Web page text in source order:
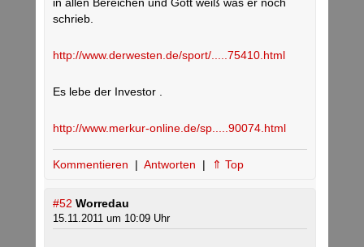
schrieb.
http://www.derwesten.de/sport/.....75410.html
Es lebe der Investor .
http://www.merkur-online.de/sp.....90074.html
Kommentieren | Antworten | ⇑ Top
#52 Worredau
15.11.2011 um 10:09 Uhr